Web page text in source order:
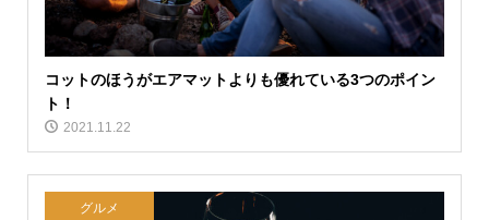
コットのほうがエアマットよりも優れている3つのポイン
ト！
2021.11.22
グルメ